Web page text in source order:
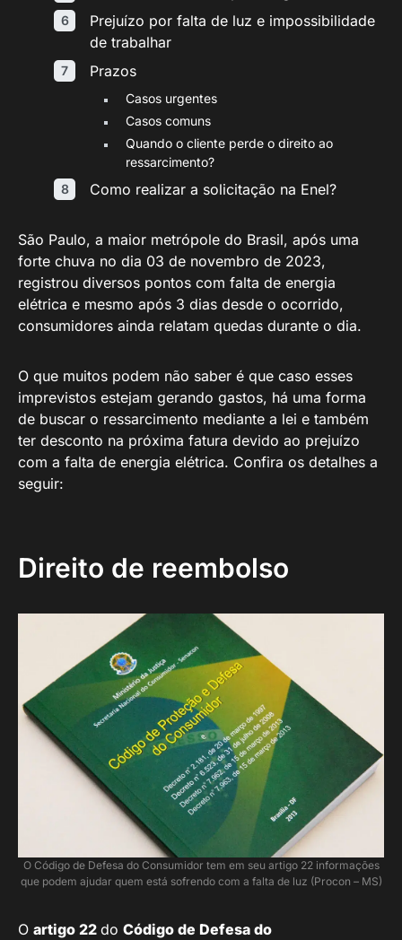
Prejuízo por falta de luz e impossibilidade
de trabalhar
Prazos
Casos urgentes
Casos comuns
Quando o cliente perde o direito ao
ressarcimento?
Como realizar a solicitação na Enel?
São Paulo, a maior metrópole do Brasil, após uma
forte chuva no dia 03 de novembro de 2023,
registrou diversos pontos com falta de energia
elétrica e mesmo após 3 dias desde o ocorrido,
consumidores ainda relatam quedas durante o dia.
O que muitos podem não saber é que caso esses
imprevistos estejam gerando gastos, há uma forma
de buscar o ressarcimento mediante a lei e também
ter desconto na próxima fatura devido ao prejuízo
com a falta de energia elétrica. Confira os detalhes a
seguir:
Direito de reembolso
O Código de Defesa do Consumidor tem em seu artigo 22 informações
que podem ajudar quem está sofrendo com a falta de luz (Procon – MS)
O artigo 22 do Código de Defesa do